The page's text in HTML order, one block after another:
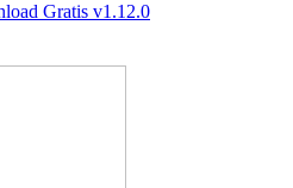
Gratis v1.12.0